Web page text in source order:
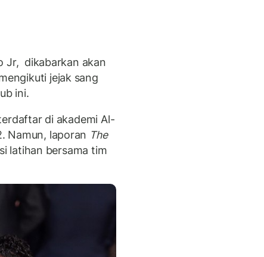
Jr, dikabarkan akan
jejak sang
ini.
di akademi Al-
Namun, laporan The
latihan bersama tim